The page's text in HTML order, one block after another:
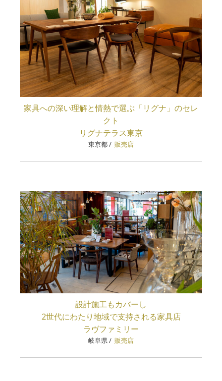
家具への深い理解と情熱で選ぶ「リグナ」のセレ
クト
リグナテラス東京
東京都/ 販売店
設計施工もカバーし
2世代にわたり地域で支持される家具店
ラヴファミリー
岐阜県/ 販売店